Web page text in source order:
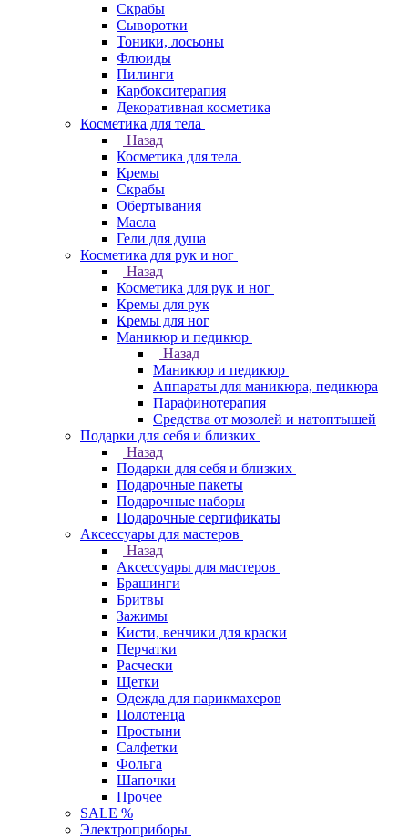
Скрабы
Сыворотки
Тоники, лосьоны
Флюиды
Пилинги
Карбокситерапия
Декоративная косметика
Косметика для тела
Назад
Косметика для тела
Кремы
Скрабы
Обертывания
Масла
Гели для душа
Косметика для рук и ног
Назад
Косметика для рук и ног
Кремы для рук
Кремы для ног
Маникюр и педикюр
Назад
Маникюр и педикюр
Аппараты для маникюра, педикюра
Парафинотерапия
Средства от мозолей и натоптышей
Подарки для себя и близких
Назад
Подарки для себя и близких
Подарочные пакеты
Подарочные наборы
Подарочные сертификаты
Аксессуары для мастеров
Назад
Аксессуары для мастеров
Брашинги
Бритвы
Зажимы
Кисти, венчики для краски
Перчатки
Расчески
Щетки
Одежда для парикмахеров
Полотенца
Простыни
Салфетки
Фольга
Шапочки
Прочее
SALE %
Электроприборы